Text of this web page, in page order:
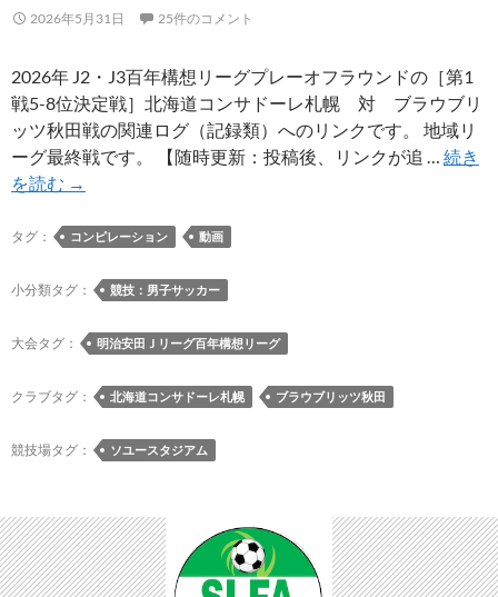
2026年5月31日 25件のコメント
2026年 J2・J3百年構想リーグプレーオフラウンドの［第1
戦5-8位決定戦］北海道コンサドーレ札幌 対 ブラウブリ
ッツ秋田戦の関連ログ（記録類）へのリンクです。 地域リ
ーグ最終戦です。 【随時更新：投稿後、リンクが追 … 続き
を読む 2026
J3
年
想
ー
プ
オ
フ
ラ
→
タグ： コンピレーション 動画
小分類タグ： 競技：男子サッカー
大会タグ： 明治安田Ｊリーグ百年構想リーグ
クラブタグ： 北海道コンサドーレ札幌 ブラウブリッツ秋田
競技場タグ： ソユースタジアム